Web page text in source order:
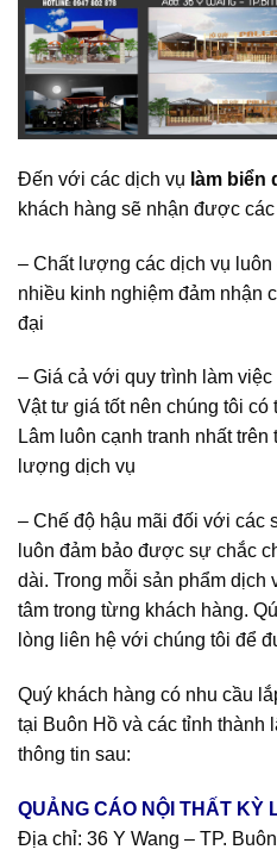
Đến với các dịch vụ làm biển
khách hàng sẽ nhận được
– Chất lượng các dịch vụ
nhiều kinh nghiệm đảm nhận
đại
– Giá cả với quy trình làm
Vật tư giá tốt nên chúng tôi
Lâm luôn cạnh tranh nhất
lượng dịch vụ
– Chế độ hậu mãi đối với các
luôn đảm bảo được sự chắc
dài. Trong mỗi sản phẩm
tâm trong từng khách hàng.
lòng liên hệ với chúng tôi để
Quý khách hàng có nhu cầu
tại Buôn Hồ và các tỉnh thành
thông tin sau:
QUẢNG CÁO NỘI THẤT KỲ
Địa chỉ: 36 Y Wang – TP.